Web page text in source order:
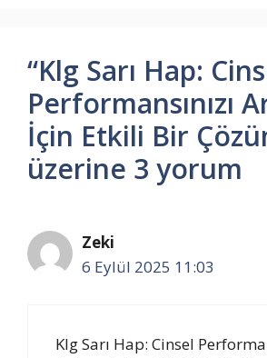
“Klg Sarı Hap:
Performansınızı
İçin Etkili Bir
üzerine 3 yorum
Zeki
6 Eylül 2025 11:03
Klg Sarı Hap: Cinsel